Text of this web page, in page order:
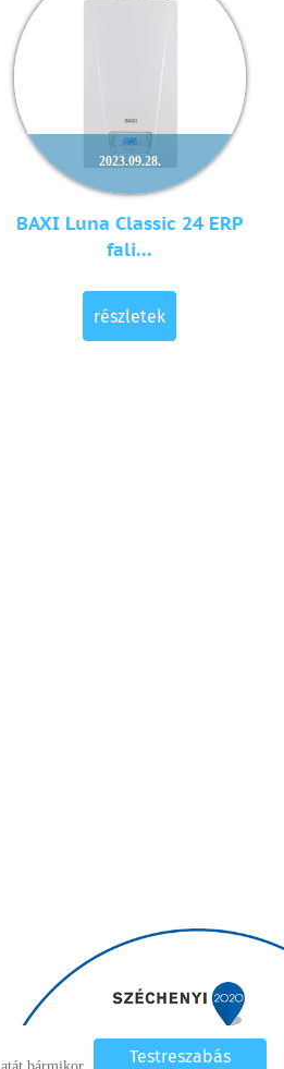
2023.09.28.
BAXI Luna Classic 24 ERP
fali...
részletek
Testreszabás